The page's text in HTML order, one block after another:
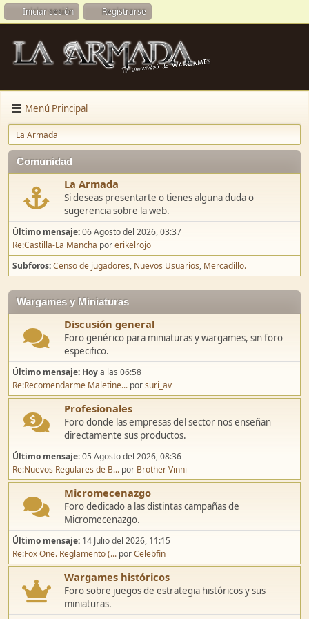
Iniciar sesión Registrarse
Menú Principal
La Armada
Comunidad
La Armada
Si deseas presentarte o tienes alguna duda o
sugerencia sobre la web.
Último mensaje:06 Agosto del 2026, 03:37
Re:Castilla-La Mancha porerikelrojo
Subforos Censo de jugadores Nuevos Usuarios Mercadillo.
Wargames y Miniaturas
Discusión general
Foro genérico para miniaturas y wargames, sin foro
especifico.
Último mensaje: Hoya las 06:58
Re:Recomendarme Maletine... porsuri_av
Profesionales
Foro donde las empresas del sector nos enseñan
directamente sus productos.
Último mensaje:05 Agosto del 2026, 08:36
Re:Nuevos Regulares de B... por Brother Vinni
Micromecenazgo
Foro dedicado a las distintas campañas de
Micromecenazgo.
Último mensaje: 14 Julio del 2026, 11:15
Re:Fox One. Reglamento (... porCelebfin
Wargames históricos
Foro sobre juegos de estrategia históricos y sus
miniaturas.